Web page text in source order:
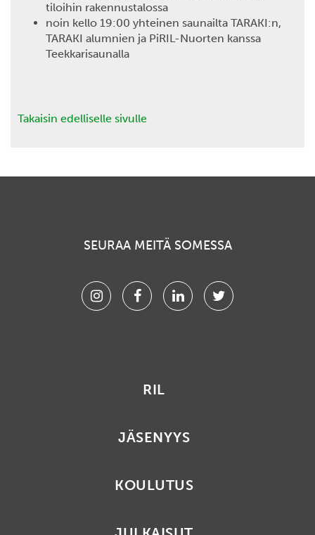
tiloihin rakennustalossa
noin kello 19:00 yhteinen saunailta TARAKI:n,
TARAKI alumnien ja PiRIL-Nuorten kanssa
Teekkarisaunalla
Takaisin edelliselle sivulle
SEURAA MEITÄ SOMESSA
InstagramFacebookLinkedinTwitter
RIL
JÄSENYYS
KOULUTUS